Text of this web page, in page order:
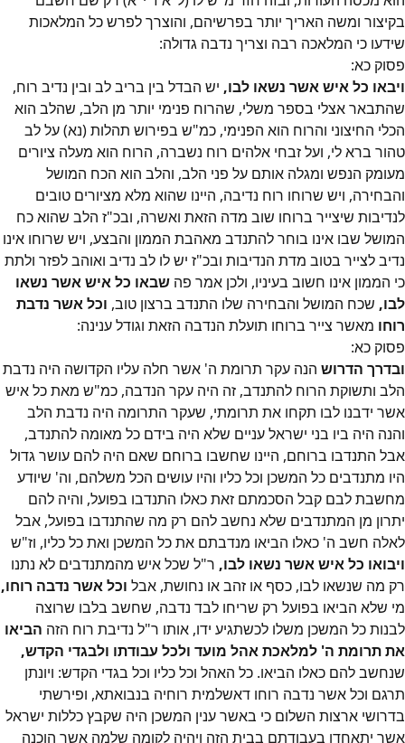
בקיצור ומשה האריך יותר בפרשיהם, והוצרך לפרש כל המלאכות
שידעו כי המלאכה רבה וצריך נדבה גדולה:
פסוק כא:
ויבאו כל איש אשר נשאו לבו, יש הבדל בין בריב לב ובין נדיב רוח,
שהתבאר אצלי בספר משלי, שהרוח פנימי יותר מן הלב, שהלב הוא
הכלי החיצוני והרוח הוא הפנימי, כמ"ש בפירוש תהלות (נא) על לב
טהור ברא לי, ועל זבחי אלהים רוח נשברה, הרוח הוא מעלה ציורים
מעומק הנפש ומגלה אותם על פני הלב, והלב הוא הכח המושל
והבחירה, ויש שרוחו רוח נדיבה, היינו שהוא מלא מציורים טובים
לנדיבות שיצייר ברוחו שוב מדה הזאת ואשרה, ובכ"ז הלב שהוא כח
המושל שבו אינו בוחר להתנדב מאהבת הממון והבצע, ויש שרוחו אינו
נדיב לצייר בטוב מדת הנדיבות ובכ"ז יש לו לב נדיב ואוהב לפזר ולתת
כי הממון אינו חשוב בעיניו, ולכן אמר פה שבאו כל איש אשר נשאו
לבו, שכח המושל והבחירה שלו התנדב ברצון טוב, וכל אשר נדבת
רוחו מאשר צייר ברוחו תועלת הנדבה הזאת וגודל ענינה:
פסוק כא:
ובדרך הדרוש הנה עקר תרומת ה' אשר חלה עליו הקדושה היה נדבת
הלב ותשוקת הרוח להתנדב, זה היה עקר הנדבה, כמ"ש מאת כל איש
אשר ידבנו לבו תקחו את תרומתי, שעקר התרומה היה נדבת הלב
והנה היה ביו בני ישראל עניים שלא היה בידם כל מאומה להתנדב,
אבל התנדבו ברוחם, היינו שחשבו ברוחם שאם היה להם עושר גדול
היו מתנדבים כל המשכן וכל כליו והיו עושים הכל משלהם, וה' שיודע
מחשבת לבם קבל הסכמתם זאת כאלו התנדבו בפועל, והיה להם
יתרון מן המתנדבים שלא נחשב להם רק מה שהתנדבו בפועל, אבל
לאלה חשב ה' כאלו הביאו מנדבתם את כל המשכן ואת כל כליו, וז"ש
ויבואו כל איש אשר נשאו לבו, ר"ל שכל איש מהמתנדבים לא נתנו
רק מה שנשאו לבו, כסף או זהב או נחושת, אבל וכל אשר נדבה רוחו,
מי שלא הביאו בפועל רק שריחו לבד נדבה, שחשב בלבו שרוצה
לבנות כל המשכן משלו לכשתגיע ידו, אותו ר"ל נדיבת רוח הזה הביאו
את תרומת ה' למלאכת אהל מועד ולכל עבודתו ולבגדי הקדש,
שנחשב להם כאלו הביאו. כל האהל וכל כליו וכל בגדי הקדש: ויונתן
תרגם וכל אשר נדבה רוחו דאשלמית רוחיה בנבואתא, ופירשתי
בדרושי ארצות השלום כי באשר ענין המשכן היה שקבץ כללות ישראל
אשר יתאחדו בעבודתם בבית הזה ויהיה לקומה שלמה אשר הוכנה